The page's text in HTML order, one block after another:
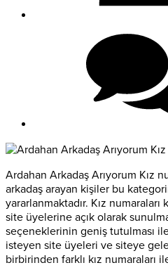
Ardahan Arkadaş Arıyorum Kız
arkadaş arayan kişiler bu
yararlanmaktadır. Kız
site üyelerine açık olarak
seçeneklerinin geniş tutulması
isteyen site üyeleri ve siteye
birbirinden farklı kız numaraları